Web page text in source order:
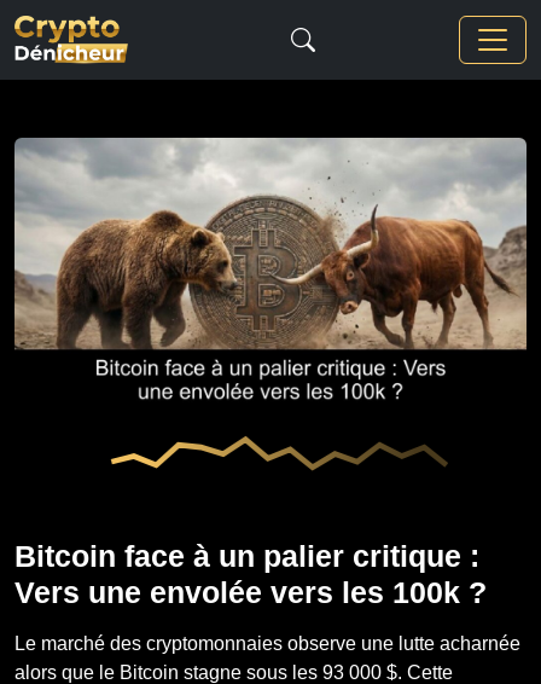
Bitcoin face à un palier critique :
Vers une envolée vers les 100k ?
Le marché des cryptomonnaies observe une lutte acharnée
alors que le Bitcoin stagne sous les 93 000 $. Cette